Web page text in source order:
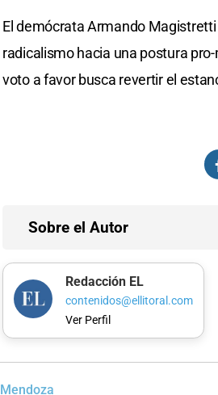
El demócrata Armando
radicalismo hacia una postura
voto a favor busca revertir el
Sobre el Autor
Redacción EL
contenidos@ellitoral.com
Ver Perfil
Mendoza